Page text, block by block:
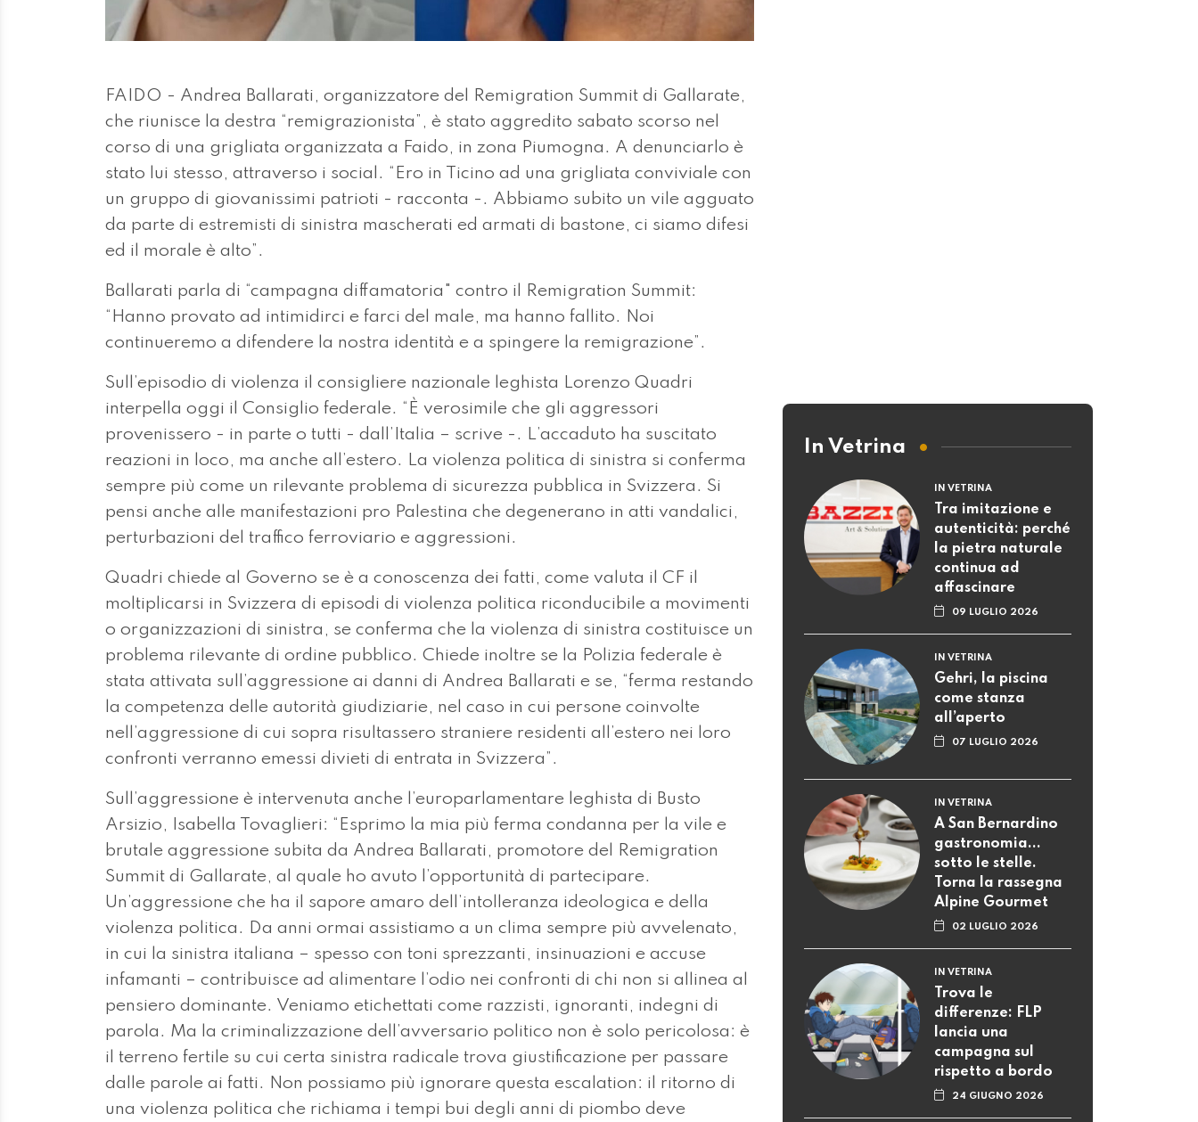
FAIDO - Andrea Ballarati, organizzatore del Remigration Summit di Gallarate,
che riunisce la destra “remigrazionista”, è stato aggredito sabato scorso nel
corso di una grigliata organizzata a Faido, in zona Piumogna. A denunciarlo è
stato lui stesso, attraverso i social. “Ero in Ticino ad una grigliata conviviale con
un gruppo di giovanissimi patrioti - racconta -. Abbiamo subito un vile agguato
da parte di estremisti di sinistra mascherati ed armati di bastone, ci siamo difesi
ed il morale è alto”.
Ballarati parla di “campagna diffamatoria" contro il Remigration Summit:
“Hanno provato ad intimidirci e farci del male, ma hanno fallito. Noi
continueremo a difendere la nostra identità e a spingere la remigrazione”.
Sull’episodio di violenza il consigliere nazionale leghista Lorenzo Quadri
interpella oggi il Consiglio federale. “È verosimile che gli aggressori
provenissero - in parte o tutti - dall’Italia – scrive -. L’accaduto ha suscitato
reazioni in loco, ma anche all’estero. La violenza politica di sinistra si conferma
sempre più come un rilevante problema di sicurezza pubblica in Svizzera. Si
pensi anche alle manifestazioni pro Palestina che degenerano in atti vandalici,
perturbazioni del traffico ferroviario e aggressioni.
Quadri chiede al Governo se è a conoscenza dei fatti, come valuta il CF il
moltiplicarsi in Svizzera di episodi di violenza politica riconducibile a movimenti
o organizzazioni di sinistra, se conferma che la violenza di sinistra costituisce un
problema rilevante di ordine pubblico. Chiede inoltre se la Polizia federale è
stata attivata sull’aggressione ai danni di Andrea Ballarati e se, “ferma restando
la competenza delle autorità giudiziarie, nel caso in cui persone coinvolte
nell’aggressione di cui sopra risultassero straniere residenti all’estero nei loro
confronti verranno emessi divieti di entrata in Svizzera”.
Sull’aggressione è intervenuta anche l’europarlamentare leghista di Busto
Arsizio, Isabella Tovaglieri: “Esprimo la mia più ferma condanna per la vile e
brutale aggressione subita da Andrea Ballarati, promotore del Remigration
Summit di Gallarate, al quale ho avuto l’opportunità di partecipare.
Un’aggressione che ha il sapore amaro dell’intolleranza ideologica e della
violenza politica. Da anni ormai assistiamo a un clima sempre più avvelenato,
in cui la sinistra italiana – spesso con toni sprezzanti, insinuazioni e accuse
infamanti – contribuisce ad alimentare l’odio nei confronti di chi non si allinea al
pensiero dominante. Veniamo etichettati come razzisti, ignoranti, indegni di
parola. Ma la criminalizzazione dell’avversario politico non è solo pericolosa: è
il terreno fertile su cui certa sinistra radicale trova giustificazione per passare
dalle parole ai fatti. Non possiamo più ignorare questa escalation: il ritorno di
una violenza politica che richiama i tempi bui degli anni di piombo deve
In Vetrina
IN VETRINA
Tra imitazione e
autenticità: perché
la pietra naturale
continua ad
affascinare
09 LUGLIO 2026
IN VETRINA
Gehri, la piscina
come stanza
all’aperto
07 LUGLIO 2026
IN VETRINA
A San Bernardino
gastronomia...
sotto le stelle.
Torna la rassegna
Alpine Gourmet
02 LUGLIO 2026
IN VETRINA
Trova le
differenze: FLP
lancia una
campagna sul
rispetto a bordo
24 GIUGNO 2026